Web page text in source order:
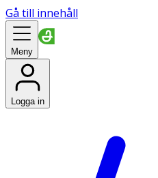
Gå till innehåll
Meny
Logga in